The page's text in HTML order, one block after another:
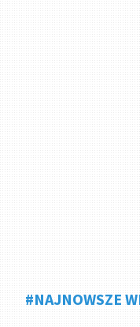
#NAJNOWSZE